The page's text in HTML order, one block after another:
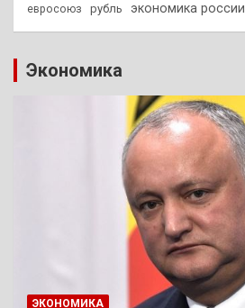
евросоюз рубль экономика россии
Экономика
ЭКОНОМИКА